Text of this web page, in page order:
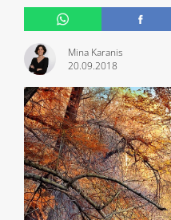
Mina Karanis
20.09.2018